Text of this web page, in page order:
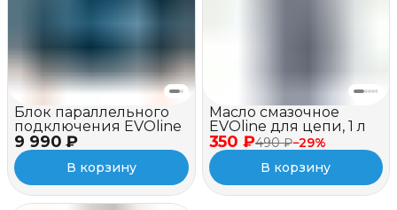
9 990 ₽
Блок параллельного
подключения EVOline
В корзину
350 ₽490 ₽−29%
Масло смазочное
EVOline для цепи, 1 л
В корзину